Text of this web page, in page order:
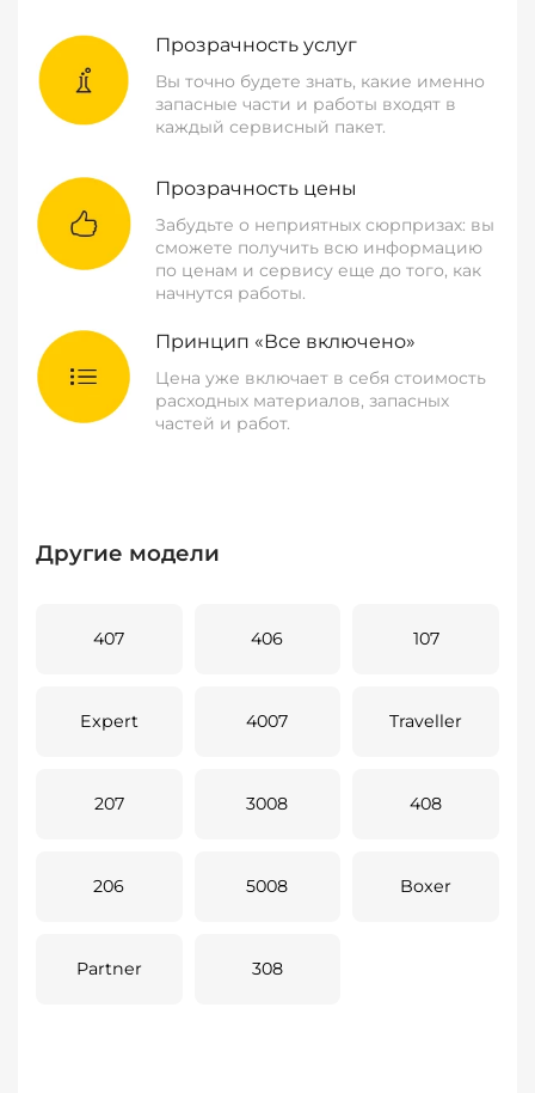
Прозрачность услуг
Вы точно будете знать, какие именно
запасные части и работы входят в
каждый сервисный пакет.
Прозрачность цены
Забудьте о неприятных сюрпризах: вы
сможете получить всю информацию
по ценам и сервису еще до того, как
начнутся работы.
Принцип «Все включено»
Цена уже включает в себя стоимость
расходных материалов, запасных
частей и работ.
Другие модели
407 406 107
Expert 4007 Traveller
207 3008 408
206 5008 Boxer
Partner 308